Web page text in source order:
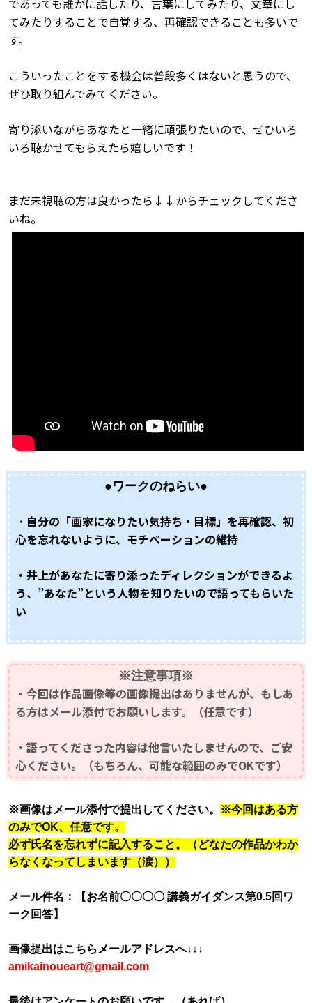
であっても誰かに話したり、言葉にしてみたり、文章にし
てみたりすることで自覚する、再確認できることも多いで
す。
こういったことをする機会は普段多くはないと思うので、
ぜひ取り組んでみてください。
寄り添いながらあなたと一緒に頑張りたいので、ぜひいろ
いろ聴かせてもらえたら嬉しいです！
まだ未視聴の方は良かったら ↓↓ からチェックしてくださ
いね。
●ワークのねらい●
・ 自分の「画家になりたい気持ち・目標」を再確認、初
心を忘れないように、モチベーションの維持
・井上があなたに寄り添ったディレクションができるよ
う、 ”あなた”という人物を知りたいので語ってもらいた
い
※注意事項※
・今回は作品画像等の画像提出はありませんが、もしあ
る方はメール添付でお願いします。（任意です）
・語ってくださった内容は他言いたしませんので、ご安
心ください。（もちろん、可能な範囲のみでOKです）
※画像はメール添付で提出してください。
※今回はある方
のみでOK、任意です。
必ず氏名を忘れずに記入すること。（どなたの作品かわか
らなくなってしまいます（涙））
メール件名：【お名前〇〇〇〇 講義ガイダンス第0.5回ワ
ーク回答】
画像提出はこちらメールアドレスへ↓↓↓
amikainoueart@gmail.com